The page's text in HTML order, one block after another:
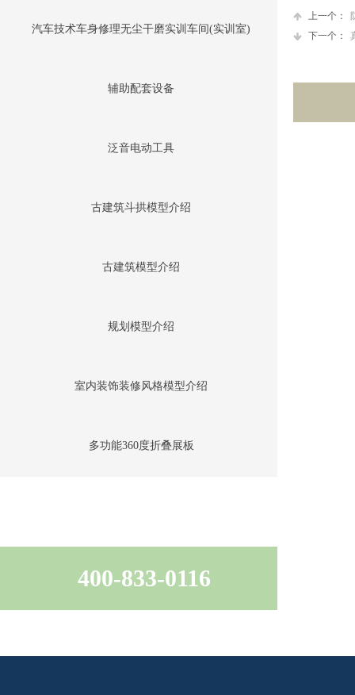
上一个：
下一个：
汽车技术车身修理无尘干磨实训车间(实训室)
辅助配套设备
泛音电动工具
古建筑斗拱模型介绍
古建筑模型介绍
规划模型介绍
室内装饰装修风格模型介绍
多功能360度折叠展板
400-833-0116